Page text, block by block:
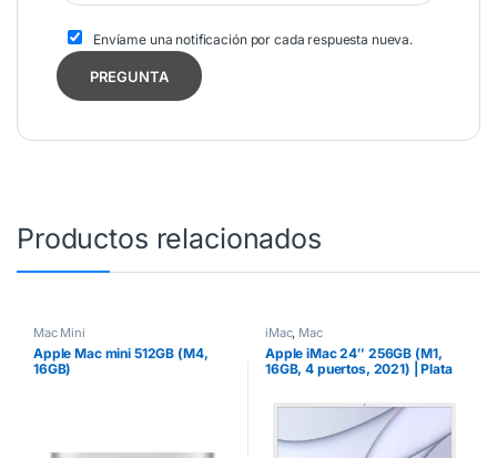
Envíame una notificación por cada respuesta nueva.
Productos relacionados
Mac Mini
Apple Mac mini 512GB (M4,
16GB)
iMac, Mac
Apple iMac 24″ 256GB (M1,
16GB, 4 puertos, 2021) | Plata